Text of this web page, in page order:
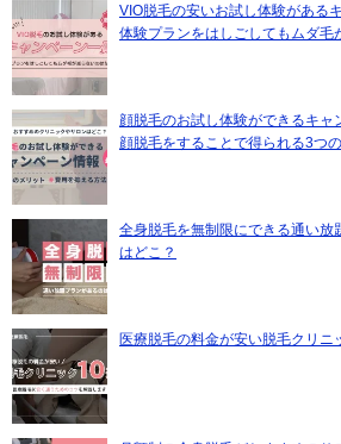
VIO脱毛の安いお試し体験がある
体験プランをはしごしてもムダ毛
顔脱毛のお試し体験ができるキャ
顔脱毛をすることで得られる3つ
全身脱毛を無制限にできる通い放
はどこ？
医療脱毛の料金が安い脱毛クリニ